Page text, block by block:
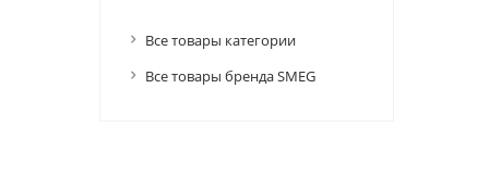
Все товары категории
Все товары бренда SMEG